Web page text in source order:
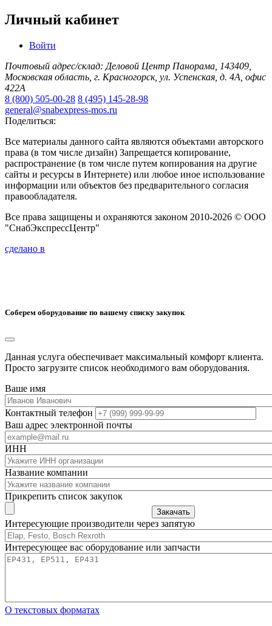
Личный кабинет
Войти
Почтовый адрес/склад: Деловой Центр Панорама, 143409,
Московская область, г. Красногорск, ул. Успенская, д. 4А, офис
422А
8 (800) 505-00-28 8 (495) 145-28-98
general@snabexpress-mos.ru
Поделиться:
Все материалы данного сайта являются объектами авторского
права (в том числе дизайн) Запрещается копирование,
распространение (в том числе путем копирования на другие
сайты и ресурсы в Интернете) или любое иное использование
информации или объектов без предварительного согласия
правообладателя.
Все права защищены и охраняются законом 2010-2026 © ООО
"СнабЭкспрессЦентр"
сделано в
Соберем оборудование по вашему списку закупок
Данная услуга обеспечивает максимальный комфорт клиента.
Просто загрузите список необходимого вам оборудования.
Ваше имя
Контактный телефон
Ваш адрес электронной почты
ИНН
Название компании
Прикрепить список закупок
Закачать
Интересующие производители через запятую
Интересующее вас оборудование или запчасти
О текстовых форматах